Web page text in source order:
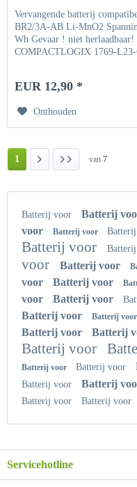
Vervangende batterij
BR2/3A-AB Li-MnO2
Wh Gevaar ! niet
COMPACTLOGIX 1769-
EUR 12,90 *
Onthouden
1 van 7
Batterij voor Batterij
voor
Batterij voor
Batterij voor
voor
Batterij voor
voor
Batterij voor
voor
Batterij voor
Batterij voor Batterij voor
Batterij voor Batterij
Batterij voor
Batterij voor Batterij voor
Batterij voor Batterij
Batterij voor
Batterij voor
Servicehotline